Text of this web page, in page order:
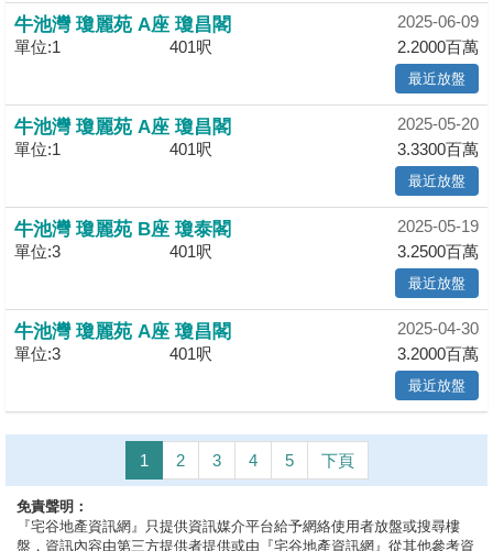
牛池灣 瓊麗苑 A座 瓊昌閣
2025-06-09
單位:1
401呎 2.2000百萬
最近放盤
牛池灣 瓊麗苑 A座 瓊昌閣
2025-05-20
單位:1
401呎 3.3300百萬
最近放盤
牛池灣 瓊麗苑 B座 瓊泰閣
2025-05-19
單位:3
401呎 3.2500百萬
最近放盤
牛池灣 瓊麗苑 A座 瓊昌閣
2025-04-30
單位:3
401呎 3.2000百萬
最近放盤
1 2 3 4 5 下頁
免責聲明：
『宅谷地產資訊網』只提供資訊媒介平台給予網絡使用者放盤或搜尋樓
盤，資訊內容由第三方提供者提供或由『宅谷地產資訊網』從其他參考資